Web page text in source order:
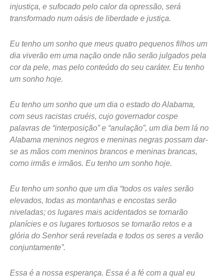
injustiça, e sufocado pelo calor da opressão, será
transformado num oásis de liberdade e justiça.
Eu tenho um sonho que meus quatro pequenos filhos um
dia viverão em uma nação onde não serão julgados pela
cor da pele, mas pelo conteúdo do seu caráter. Eu tenho
um sonho hoje.
Eu tenho um sonho que um dia o estado do Alabama,
com seus racistas cruéis, cujo governador cospe
palavras de “interposição” e “anulação”, um dia bem lá no
Alabama meninos negros e meninas negras possam dar-
se as mãos com meninos brancos e meninas brancas,
como irmãs e irmãos. Eu tenho um sonho hoje.
Eu tenho um sonho que um dia “todos os vales serão
elevados, todas as montanhas e encostas serão
niveladas; os lugares mais acidentados se tornarão
planícies e os lugares tortuosos se tornarão retos e a
glória do Senhor será revelada e todos os seres a verão
conjuntamente”.
Essa é a nossa esperança. Essa é a fé com a qual eu